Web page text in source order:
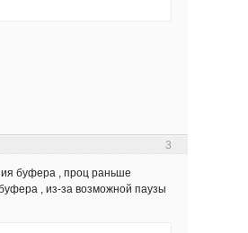
3
буфера , проц раньше
, из-за возможной паузы